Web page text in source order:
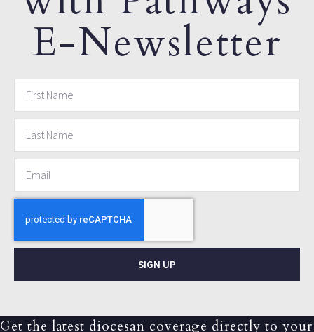
E-Newsletter
SIGN UP
Get the latest diocesan coverage directly to your